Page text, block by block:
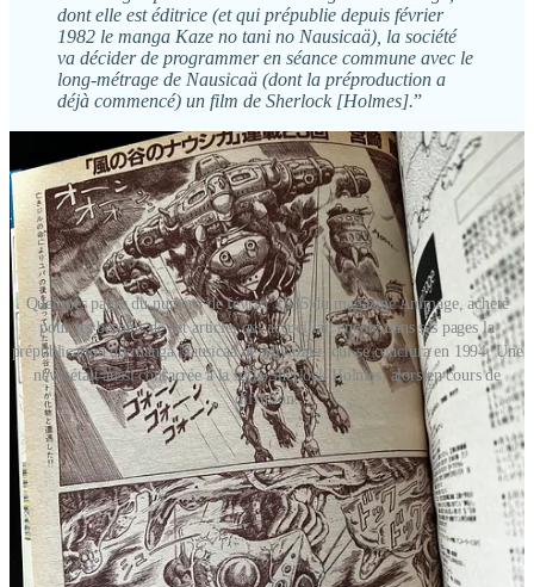
dont elle est éditrice (et qui prépublie depuis février
1982 le manga Kaze no tani no Nausicaä), la société
va décider de programmer en séance commune avec le
long-métrage de Nausicaä (dont la préproduction a
déjà commencé) un film de Sherlock [Holmes].”
Quelques pages du numéro de février 1985 du magazine Animage, acheté
pour les besoins de cet article, qui accueillait encore dans ses pages la
prépublication du manga Nausicaä de Miyazaki, qui se conclura en 1994. Une
news était aussi consacrée à la série Sherlock Holmes, alors en cours de
diffusion.
La boucle est ainsi bouclée, et avec panache !
Nausicaä, dont le succès allait permettre la création du studio
Ghibli, a également donné une incroyable (et justifiée) visibilité
à la dernière série télé de Miyazaki.